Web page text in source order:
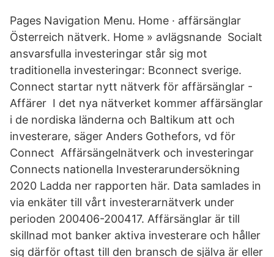
Pages Navigation Menu. Home · affärsänglar
Österreich nätverk. Home » avlägsnande Socialt
ansvarsfulla investeringar står sig mot
traditionella investeringar: Bconnect sverige.
Connect startar nytt nätverk för affärsänglar -
Affärer I det nya nätverket kommer affärsänglar
i de nordiska länderna och Baltikum att och
investerare, säger Anders Gothefors, vd för
Connect Affärsängelnätverk och investeringar
Connects nationella Investerarundersökning
2020 Ladda ner rapporten här. Data samlades in
via enkäter till vårt investerarnätverk under
perioden 200406-200417. Affärsänglar är till
skillnad mot banker aktiva investerare och håller
sig därför oftast till den bransch de själva är eller